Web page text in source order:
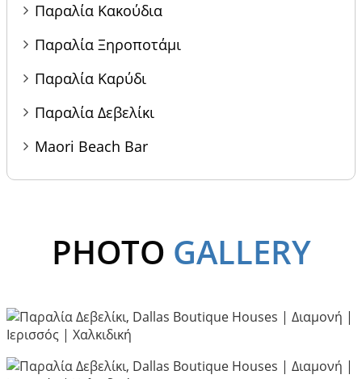
Παραλία Κακούδια
Παραλία Ξηροποτάμι
Παραλία Καρύδι
Παραλία Δεβελίκι
Maori Beach Bar
PHOTO GALLERY